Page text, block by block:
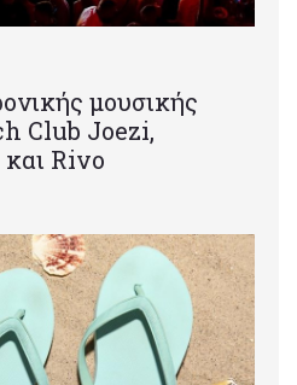
μουσικής
Club Joezi,
Rivo